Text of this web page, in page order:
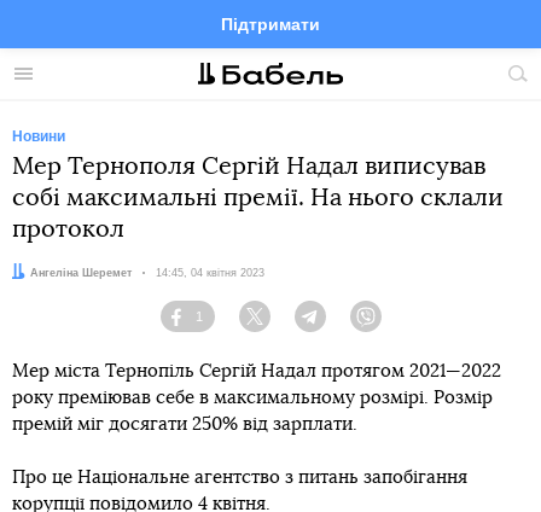
Меню
Підтримати
FacebookTelegramTwitter
Новини
Мер Тернополя Сергій Надал виписував
собі максимальні премії. На нього склали
протокол
Автор:
Ангеліна Шеремет Дата:
14:45, 04 квітня 2023
Facebook
1
Twitter TelegramViber
Мер міста Тернопіль Сергій Надал протягом 2021—2022
року преміював себе в максимальному розмірі. Розмір
премій міг досягати 250% від зарплати.
Про це Національне агентство з питань запобігання
корупції повідомило 4 квітня.